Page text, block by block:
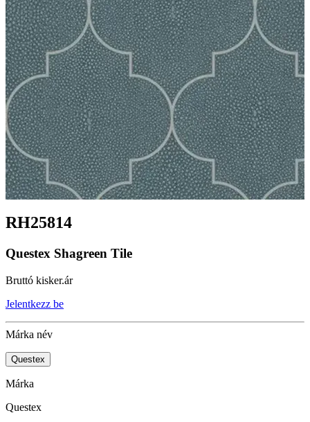
RH25814
Questex Shagreen Tile
Bruttó kisker.ár
Jelentkezz be
Márka név
Questex
Márka
Questex